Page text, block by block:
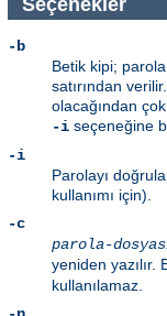
-b
Betik kipi;
satırından verilir.
olacağından
-i seçeneğine
-i
Parolayı
kullanımı için).
-c
parola-
yeniden yazılır.
kullanılamaz.